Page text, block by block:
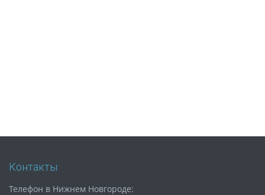
Контакты
Телефон в Нижнем Новгороде: